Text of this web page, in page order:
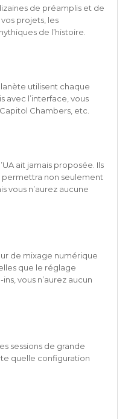
de préamplis et de
projets, les
de l’histoire.
utilisent chaque
avec l’interface, vous
Chambers, etc.
ait jamais proposée. Ils
permettra non seulement
vous n’aurez aucune
de mixage numérique
que le réglage
vous n’aurez aucun
sessions de grande
quelle configuration